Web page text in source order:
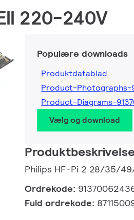
220-240V
Populære downloads
Produktdatablad
Product-Photographs-
Product-Diagrams-
Vælg og download
Philips HF-Pi 2 28/35/
Ordrekode:
Fuld ordrekode: